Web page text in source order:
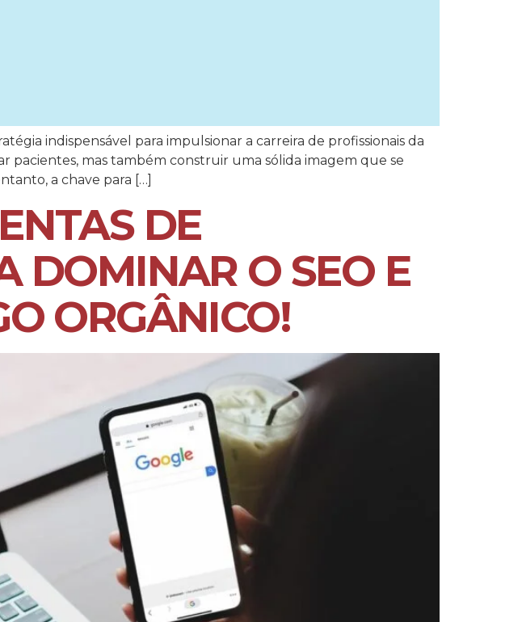
indispensável para impulsionar a carreira de profissionais da
pacientes, mas também construir uma sólida imagem que se
a chave para […]
DE
DOMINAR O SEO E
ORGÂNICO!